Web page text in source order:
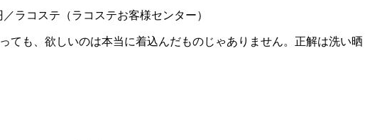
ても、欲しいのは本当に着込んだものじゃありません。正解は洗い晒